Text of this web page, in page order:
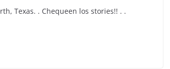
Texas. . Chequeen los stories!! . .